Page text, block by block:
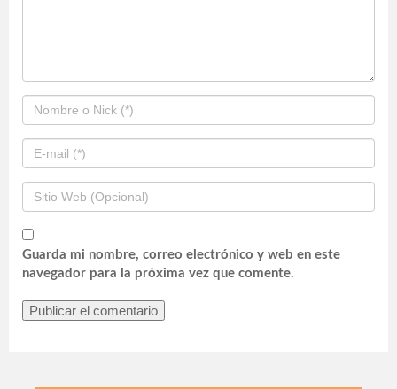
Guarda mi nombre, correo electrónico y web en este
navegador para la próxima vez que comente.